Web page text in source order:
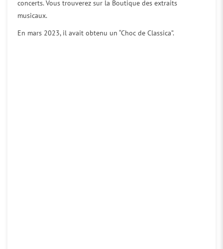
concerts. Vous trouverez sur la Boutique des extraits
musicaux.
En mars 2023, il avait obtenu un “Choc de Classica”.